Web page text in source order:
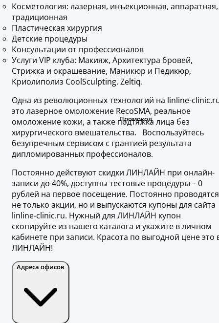
Косметология: лазерная, инъекционная, аппаратная,
традиционная
Пластическая хирургия
Детские процедуры
Консультации от профессионалов
Услуги VIP клуба: Макияж, Архитектура бровей,
Стрижка и окрашевание, Маникюр и Педикюр,
Криолиполиз CoolSculpting. Zeltiq.
Одна из революционных технологий на linline-
это лазерное омоложение RecoSMA, реальное
омоложение кожи, а также подтяжка лица без
хирургического вмешательства. Воспользуйтесь
безупречным сервисом с грантией результата
дипломированных профессионалов.
Постоянно действуют скидки ЛИНЛАЙН при онлайн-
записи до 40%, доступны тестовые процедуры – 0
рублей на первое посещение. Постоянно проводятся
не только акции, но и выпускаются купоны для сайта
linline-clinic.ru. Нужный для ЛИНЛАЙН купон
скопируйте из нашего каталога и укажите в личном
кабинете при записи. Красота по выгодной цене это
ЛИНЛАЙН!
Адреса офисов